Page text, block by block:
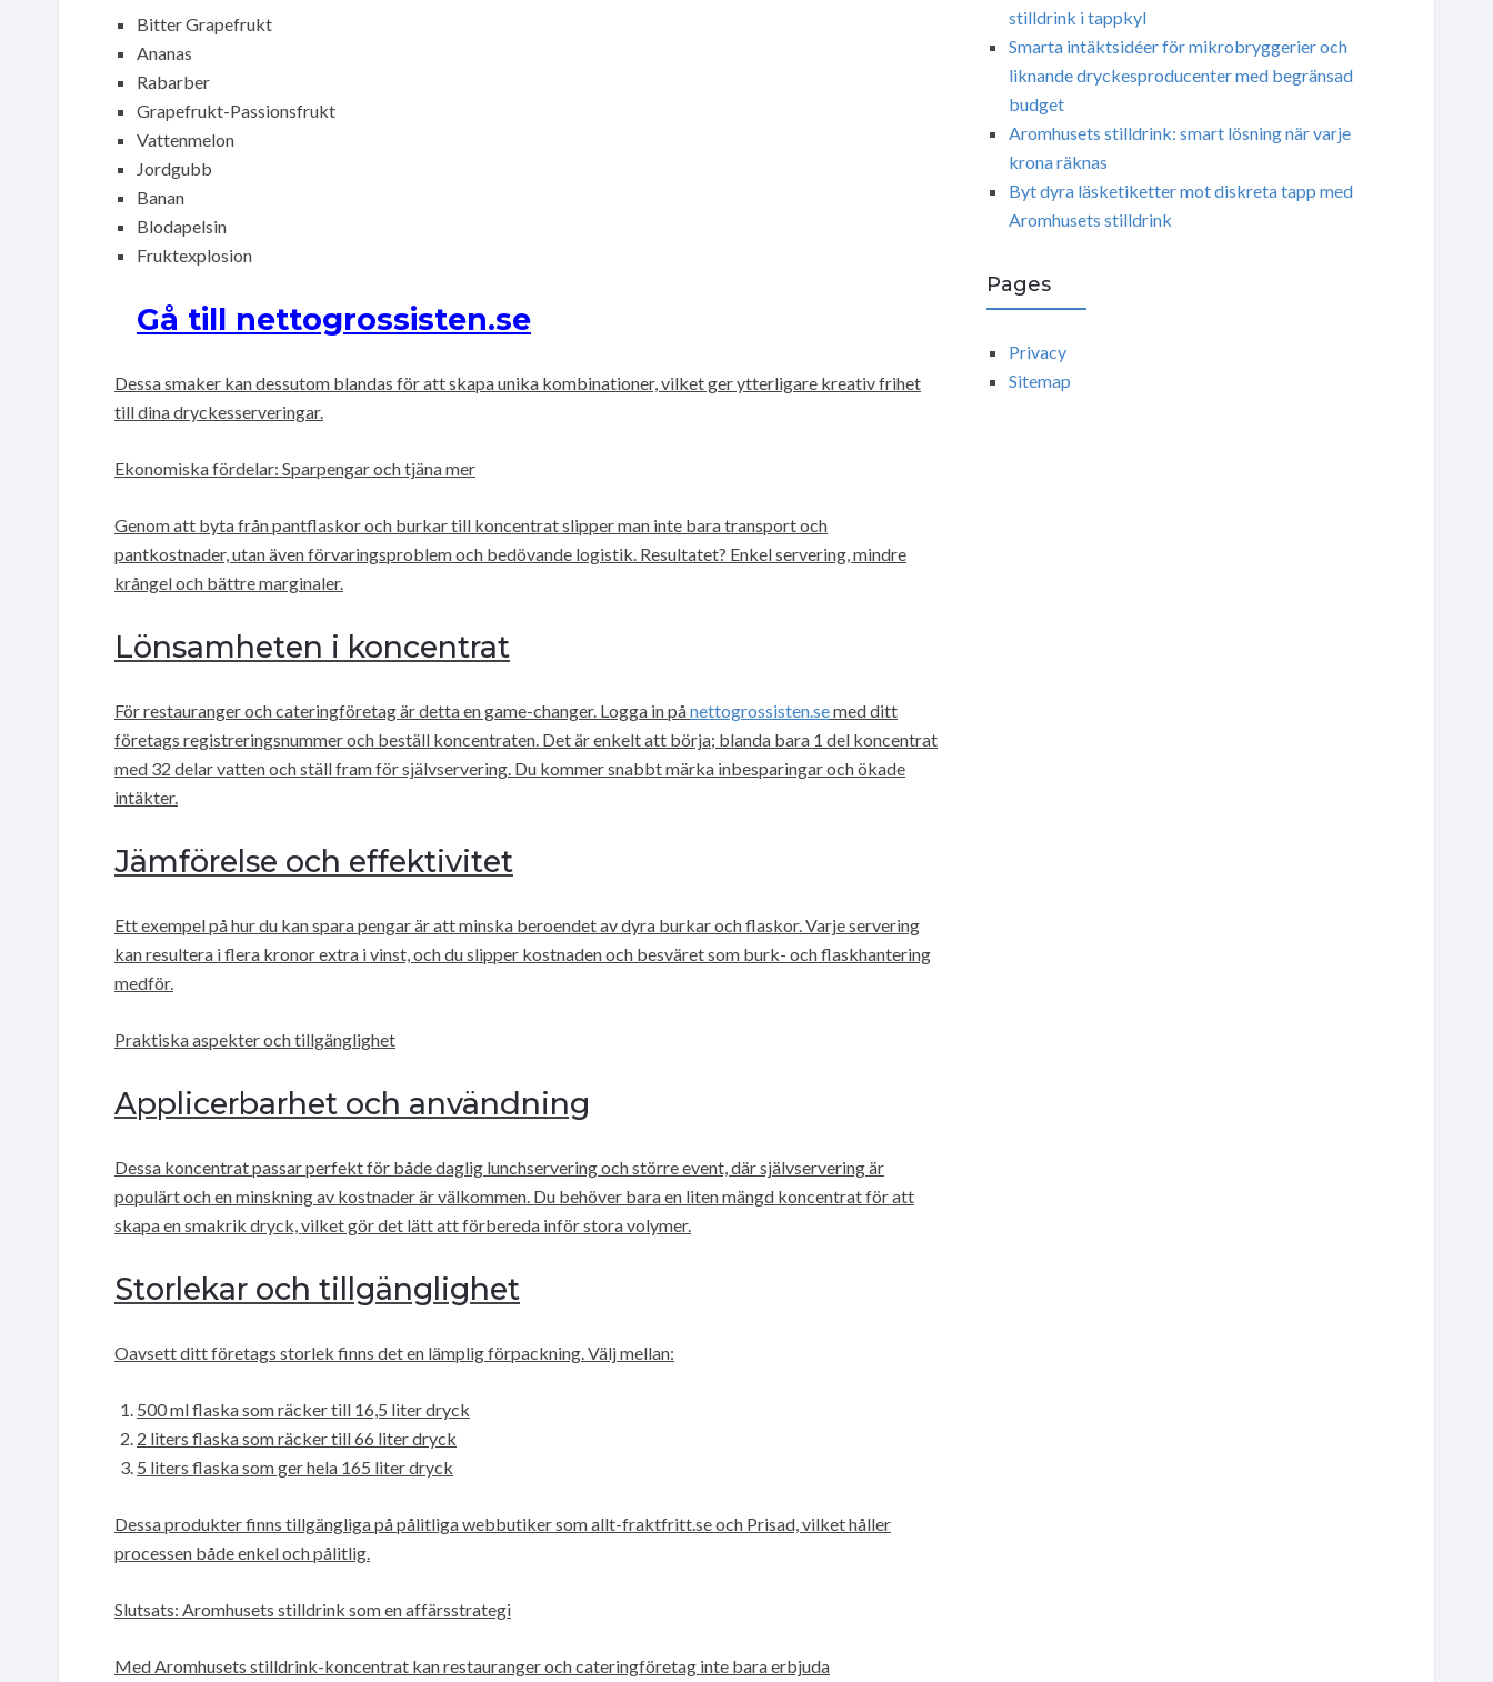
Bitter Grapefrukt
Ananas
Rabarber
Grapefrukt-Passionsfrukt
Vattenmelon
Jordgubb
Banan
Blodapelsin
Fruktexplosion
Gå till nettogrossisten.se
Dessa smaker kan dessutom blandas för att skapa unika kombinationer, vilket ger ytterligare kreativ frihet
till dina dryckesserveringar.
Ekonomiska fördelar: Sparpengar och tjäna mer
Genom att byta från pantflaskor och burkar till koncentrat slipper man inte bara transport och
pantkostnader, utan även förvaringsproblem och bedövande logistik. Resultatet? Enkel servering, mindre
krångel och bättre marginaler.
Lönsamheten i koncentrat
För restauranger och cateringföretag är detta en game-changer. Logga in pånettogrossisten.semed ditt
företags registreringsnummer och beställ koncentraten. Det är enkelt att börja; blanda bara 1 del koncentrat
med 32 delar vatten och ställ fram för självservering. Du kommer snabbt märka inbesparingar och ökade
intäkter.
Jämförelse och effektivitet
Ett exempel på hur du kan spara pengar är att minska beroendet av dyra burkar och flaskor. Varje servering
kan resultera i flera kronor extra i vinst, och du slipper kostnaden och besväret som burk- och flaskhantering
medför.
Praktiska aspekter och tillgänglighet
Applicerbarhet och användning
Dessa koncentrat passar perfekt för både daglig lunchservering och större event, där självservering är
populärt och en minskning av kostnader är välkommen. Du behöver bara en liten mängd koncentrat för att
skapa en smakrik dryck, vilket gör det lätt att förbereda inför stora volymer.
Storlekar och tillgänglighet
Oavsett ditt företags storlek finns det en lämplig förpackning. Välj mellan:
500 ml flaska som räcker till 16,5 liter dryck
2 liters flaska som räcker till 66 liter dryck
5 liters flaska som ger hela 165 liter dryck
Dessa produkter finns tillgängliga på pålitliga webbutiker som allt-fraktfritt.se och Prisad, vilket håller
processen både enkel och pålitlig.
Slutsats: Aromhusets stilldrink som en affärsstrategi
Med Aromhusets stilldrink-koncentrat kan restauranger och cateringföretag inte bara erbjuda
stilldrink i tappkyl
Smarta intäktsidéer för mikrobryggerier och
liknande dryckesproducenter med begränsad
budget
Aromhusets stilldrink: smart lösning när varje
krona räknas
Byt dyra läsketiketter mot diskreta tapp med
Aromhusets stilldrink
Pages
Privacy
Sitemap